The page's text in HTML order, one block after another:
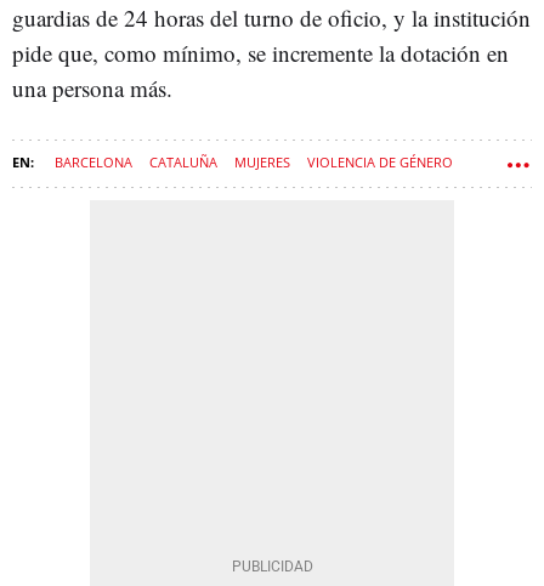
guardias de 24 horas del turno de oficio, y la institución
pide que, como mínimo, se incremente la dotación en
una persona más.
BARCELONA CATALUÑA MUJERES VIOLENCIA DE GÉNERO